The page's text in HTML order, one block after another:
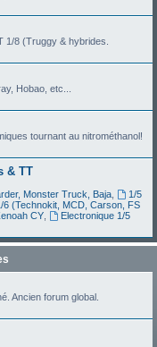
1/8 (Truggy & hybrides.
Hobao, etc...
tournant au nitrométhanol!
& TT
Monster Truck, Baja,
1/5
6 (Technokit, MCD, Carson, FS
CY,
Electronique 1/5
Ancien forum global.